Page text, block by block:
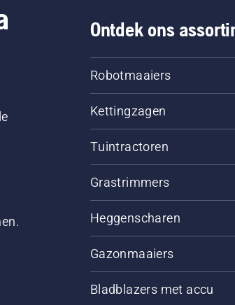
Ontdek ons
Robotmaaiers
Kettingzagen
Tuintractoren
Grastrimmers
Heggenscharen
Gazonmaaiers
Bladblazers met accu